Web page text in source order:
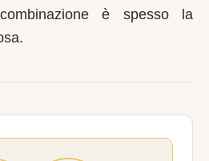
è spesso la